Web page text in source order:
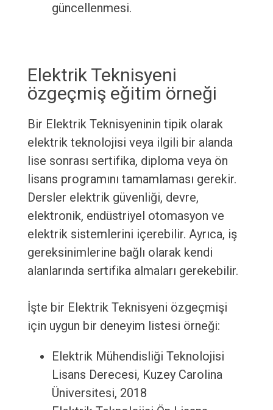
güncellenmesi.
Elektrik Teknisyeni
özgeçmiş eğitim örneği
Bir Elektrik Teknisyeninin tipik olarak
elektrik teknolojisi veya ilgili bir alanda
lise sonrası sertifika, diploma veya ön
lisans programını tamamlaması gerekir.
Dersler elektrik güvenliği, devre,
elektronik, endüstriyel otomasyon ve
elektrik sistemlerini içerebilir. Ayrıca, iş
gereksinimlerine bağlı olarak kendi
alanlarında sertifika almaları gerekebilir.
İşte bir Elektrik Teknisyeni özgeçmişi
için uygun bir deneyim listesi örneği:
Elektrik Mühendisliği Teknolojisi
Lisans Derecesi, Kuzey Carolina
Üniversitesi, 2018